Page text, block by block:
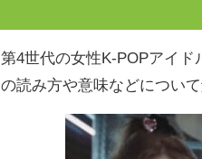
第4世代の女性K-POPアイド
の読み方や意味などについ